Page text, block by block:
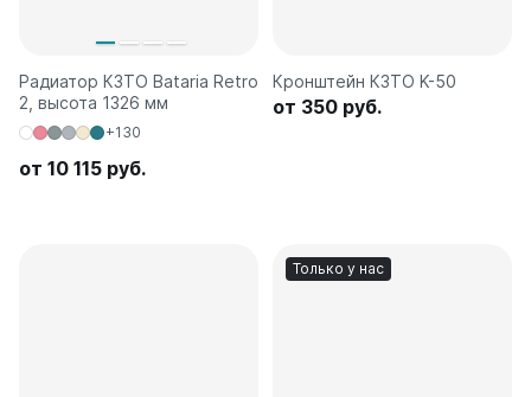
Радиатор КЗТО Bataria Retro
2, высота 1326 мм
+130
от 10 115 руб.
Кронштейн КЗТО K-50
от 350 руб.
Только у нас